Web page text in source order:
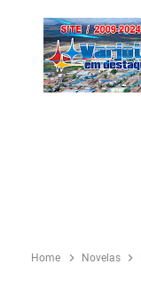
Home Novelas